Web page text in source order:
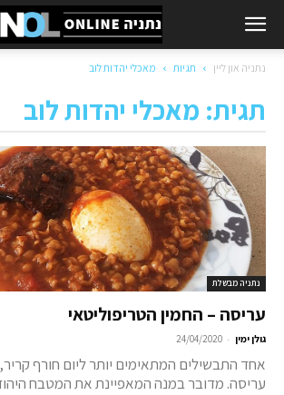
נתניה און ליין תגיות מאכלי יהדות לוב
תגית: מאכלי יהדות לוב
נתניה מבשלת
עריסה – החמין הטריפוליטאי
גולן ימין -
24/04/2020
אחד התבשילים המתאימים יותר ליום חורף
עריסה. מדובר במנה המאפיינת את המטבח